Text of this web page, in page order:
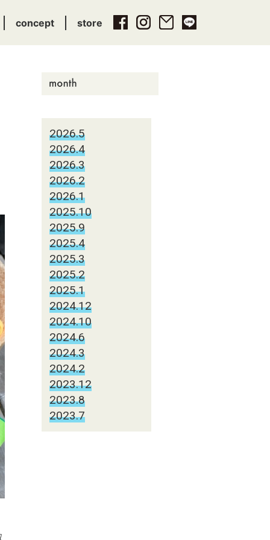
concept store
2026.5
2026.4
2026.3
2026.2
2026.1
2025.10
2025.9
2025.4
2025.3
2025.2
2025.1
2024.12
2024.10
2024.6
2024.3
2024.2
2023.12
2023.8
2023.7